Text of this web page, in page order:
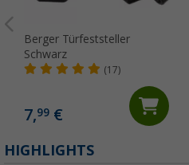
Berger Türfeststeller
Schwarz
(17)
7,99 €
HIGHLIGHTS